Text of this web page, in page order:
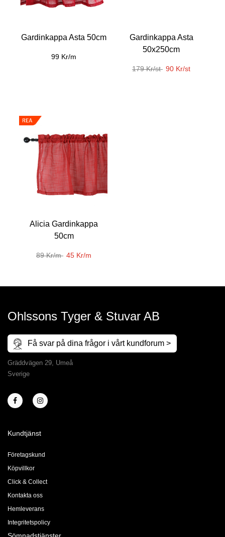
Gardinkappa Asta 50cm
99 Kr/m
Gardinkappa Asta
50x250cm
179 Kr/st 90 Kr/st
Alicia Gardinkappa
50cm
89 Kr/m 45 Kr/m
Ohlssons Tyger & Stuvar AB
Få svar på dina frågor i vårt kundforum >
Gräddvägen 29, Umeå
Sverige
Kundtjänst
Företagskund
Köpvillkor
Click & Collect
Kontakta oss
Hemleverans
Integritetspolicy